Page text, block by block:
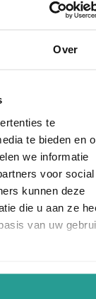
Over
te
te bieden en
we informatie
voor social
kunnen deze
die u aan ze
van uw
bereikbaar,
dat u goed
en zeer